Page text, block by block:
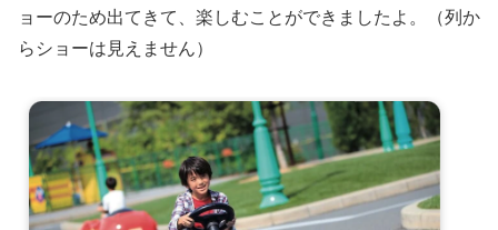
ョーのため出てきて、楽しむことができましたよ。（列か
らショーは見えません）